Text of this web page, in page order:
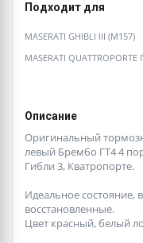
Подходит для
MASERATI GHIBLI III (M157)
MASERATI QUATTROPORTE
Описание
Оригинальный
левый Брембо ГТ4 4
Гибли 3, Кватропорте.
Идеальное состояние,
восстановленные.
Цвет красный, белый